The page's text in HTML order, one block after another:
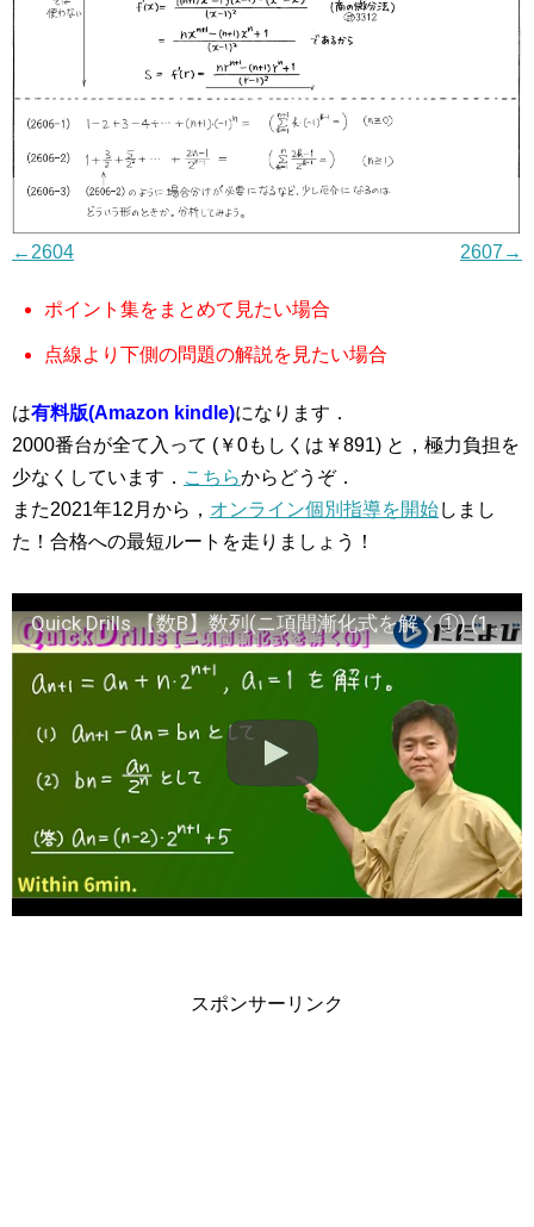
←2604 2607→
ポイント集をまとめて見たい場合
点線より下側の問題の解説を見たい場合
は有料版(Amazon kindle)になります．
2000番台が全て入って (￥0もしくは￥891) と，極力負担を
少なくしています． こちらからどうぞ．
また2021年12月から， オンライン個別指導を開始しまし
た！合格への最短ルートを走りましょう！
Quick Drills 【数B】数列(ニ項間漸化式を解く①) (1)(2)両方を扱います。共通テストには太郎と花子が現れるので、2通りで解けるようにした方が良いのです。
スポンサーリンク